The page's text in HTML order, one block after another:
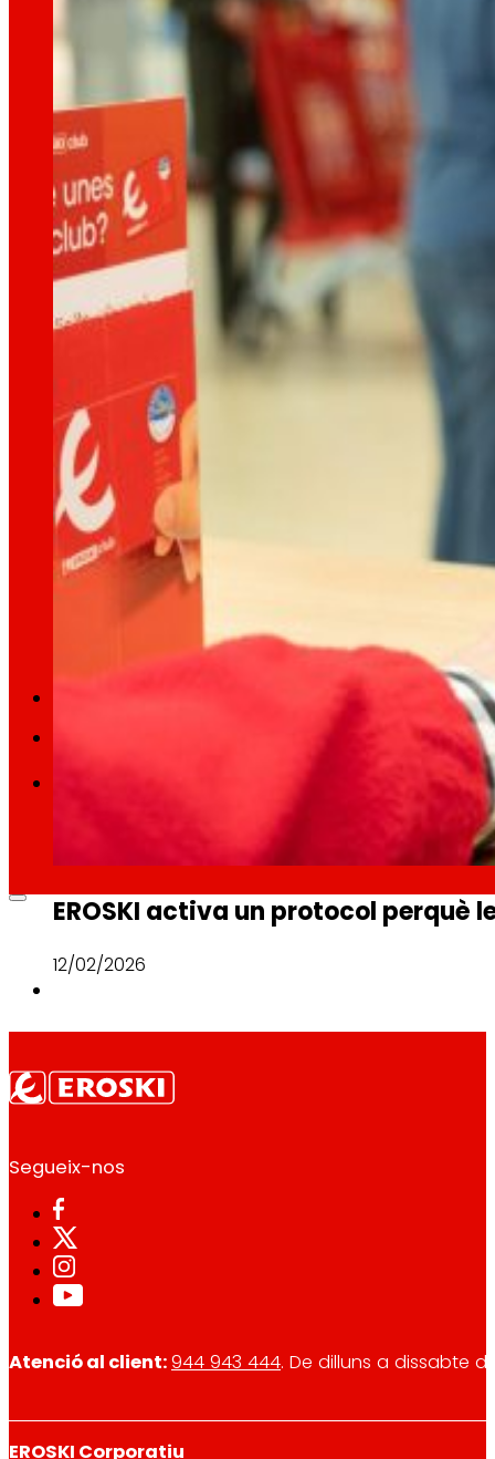
Latecnologiaqueens mou
Projectes d'innovació
La l+D+i impulsa la nostra transformació,
Venture Program
De les idees a l’acció, el nostre programa
Retail Mitjana
Explorem noves maneres de connectar
Memòries
CA
EROSKI activa un protocol perquè
12/02/2026
Segueix-nos
Atenció al client:944 943 444. De dilluns a dissabte
EROSKI Corporatiu